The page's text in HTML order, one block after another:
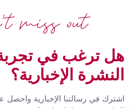
هل ترغب في
النشرة الإخبارية؟
اشترك في رسالتنا الإخبارية واحصل
miss out